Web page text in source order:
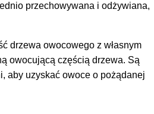
przechowywana i odżywiana,
drzewa owocowego z własnym
owocującą częścią drzewa. Są
aby uzyskać owoce o pożądanej